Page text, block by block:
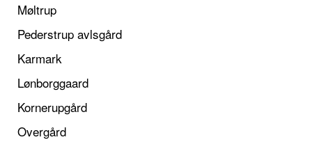
Møltrup
Pederstrup avlsgård
Karmark
Lønborggaard
Kornerupgård
Overgård